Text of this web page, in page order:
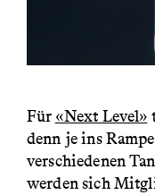
Für «Next Level»
denn je ins
verschiedenen
werden sich